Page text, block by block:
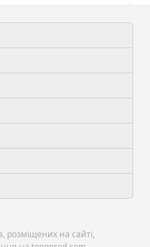
розміщених на сайті,